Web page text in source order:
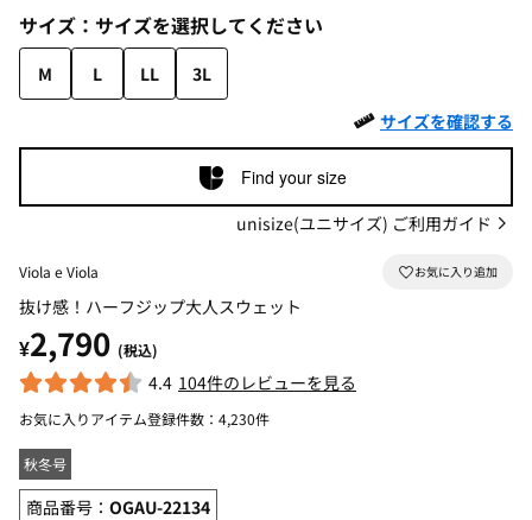
サイズ： サイズを選択してください
M L LL
3L
サイズを確認する
Find your size
unisize(ユニサイズ) ご利用ガイド
Viola e Viola
抜け感！ハーフジップ大人スウェット
¥2,790 (税込)
4.4 104件のレビューを見る
お気に入りアイテム登録件数： 4,230件
秋冬号
商品番号： OGAU-22134